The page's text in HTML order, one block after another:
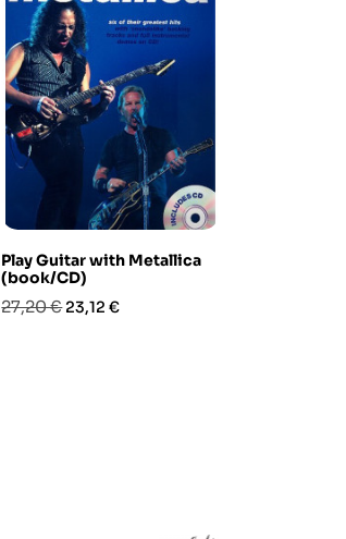
Play Guitar with Metallica
(book/CD)
Prezzo
27,20 €Prezzo
23,12 €